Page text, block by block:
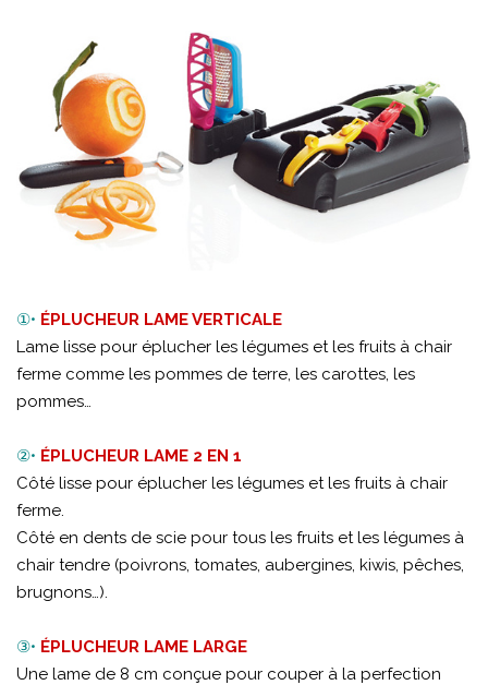
①• ÉPLUCHEUR LAME VERTICALE
Lame lisse pour éplucher les légumes et les fruits à chair
ferme comme les pommes de terre, les carottes, les
pommes…
②• ÉPLUCHEUR LAME 2 EN 1
Côté lisse pour éplucher les légumes et les fruits à chair
ferme.
Côté en dents de scie pour tous les fruits et les légumes à
chair tendre (poivrons, tomates, aubergines, kiwis, pêches,
brugnons…).
③• ÉPLUCHEUR LAME LARGE
Une lame de 8 cm conçue pour couper à la perfection